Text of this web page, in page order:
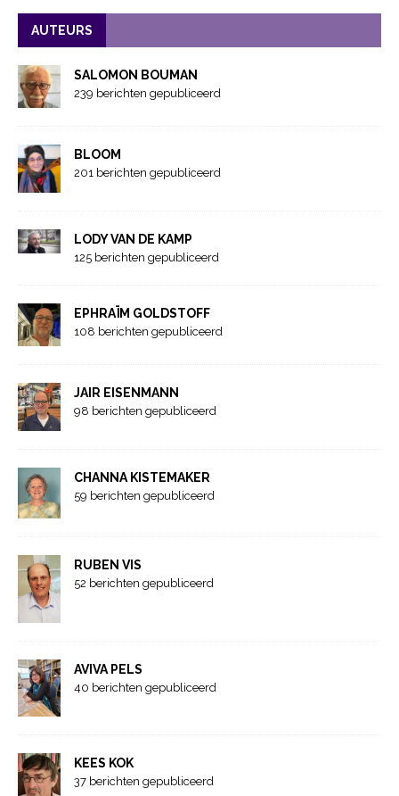
AUTEURS
SALOMON BOUMAN
239 berichten gepubliceerd
BLOOM
201 berichten gepubliceerd
LODY VAN DE KAMP
125 berichten gepubliceerd
EPHRAÏM GOLDSTOFF
108 berichten gepubliceerd
JAIR EISENMANN
98 berichten gepubliceerd
CHANNA KISTEMAKER
59 berichten gepubliceerd
RUBEN VIS
52 berichten gepubliceerd
AVIVA PELS
40 berichten gepubliceerd
KEES KOK
37 berichten gepubliceerd